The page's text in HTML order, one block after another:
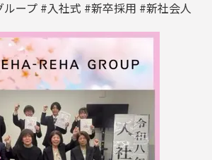
ープ #入社式 #新卒採用 #新社会人